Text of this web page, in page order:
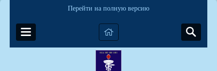
Перейти на полную версию